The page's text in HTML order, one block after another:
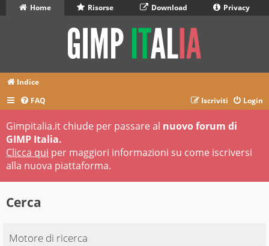
Home Risorse Download Privacy
Indice
FAQ
Login
Iscriviti
Gimpitalia.it chiude per passare al nuovo forum di
GIMP Italia.
Clicca qui per maggiori informazioni su come iscriversi
alla nuova piattaforma.
Cerca
Motore di ricerca